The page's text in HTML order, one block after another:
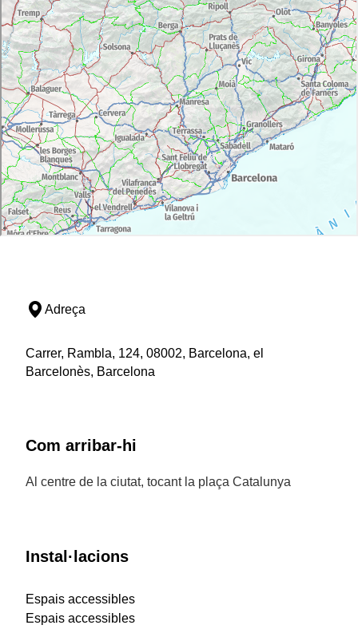
Adreça
Carrer, Rambla, 124, 08002, Barcelona, el
Barcelonès, Barcelona
Com arribar-hi
Al centre de la ciutat, tocant la plaça Catalunya
Instal·lacions
Espais accessibles
Espais accessibles